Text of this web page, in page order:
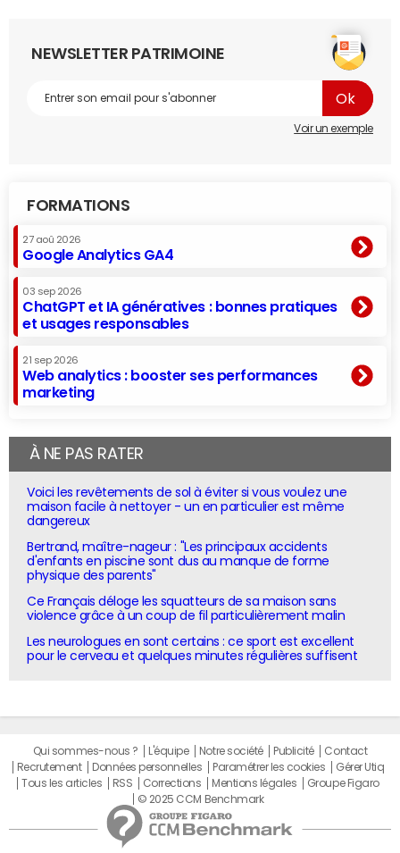
NEWSLETTER PATRIMOINE
Voir un exemple
FORMATIONS
27 aoû 2026
Google Analytics GA4
03 sep 2026
ChatGPT et IA génératives : bonnes pratiques
et usages responsables
21 sep 2026
Web analytics : booster ses performances
marketing
À NE PAS RATER
Voici les revêtements de sol à éviter si vous voulez une
maison facile à nettoyer - un en particulier est même
dangereux
Bertrand, maître-nageur : "Les principaux accidents
d'enfants en piscine sont dus au manque de forme
physique des parents"
Ce Français déloge les squatteurs de sa maison sans
violence grâce à un coup de fil particulièrement malin
Les neurologues en sont certains : ce sport est excellent
pour le cerveau et quelques minutes régulières suffisent
Qui sommes-nous ? L'équipe Notre société Publicité
Contact
Recrutement
Données personnelles Paramétrer les cookies
Gérer Utiq
Tous les articles
RSS Corrections Mentions légales
Groupe Figaro
© 2025 CCM Benchmark